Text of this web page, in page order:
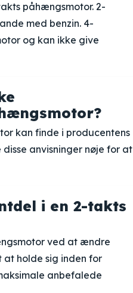
påhængsmotor. 2-
med benzin. 4-
og kan ikke give
kan finde i producentens
anvisninger nøje for at
i en 2-takts
ved at ændre
at holde sig inden for
anbefalede